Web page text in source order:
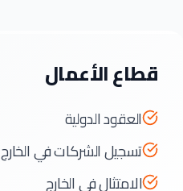
قطاع الأعمال
العقود الدولية
تسجيل الشركات في الخارج
الامتثال في الخارج